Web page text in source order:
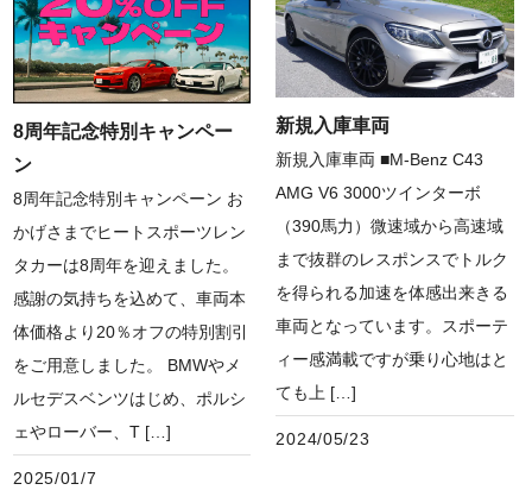
8周年記念特別キャンペー
ン
8周年記念特別キャンペーン お
かげさまでヒートスポーツレン
タカーは8周年を迎えました。
感謝の気持ちを込めて、車両本
体価格より20％オフの特別割引
をご用意しました。 BMWやメ
ルセデスベンツはじめ、ポルシ
ェやローバー、T […]
2025/01/7
新規入庫車両
新規入庫車両 ■M-Benz C43
AMG V6 3000ツインターボ
（390馬力）微速域から高速域
まで抜群のレスポンスでトルク
を得られる加速を体感出来きる
車両となっています。スポーテ
ィー感満載ですが乗り心地はと
ても上 […]
2024/05/23